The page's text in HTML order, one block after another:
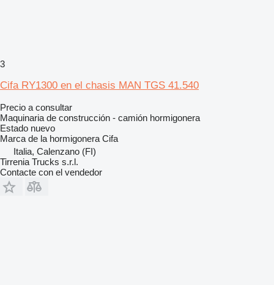
3
Cifa RY1300 en el chasis MAN TGS 41.540
Precio a consultar
Maquinaria de construcción - camión hormigonera
Estado nuevo
Marca de la hormigonera Cifa
Italia, Calenzano (FI)
Tirrenia Trucks s.r.l.
Contacte con el vendedor